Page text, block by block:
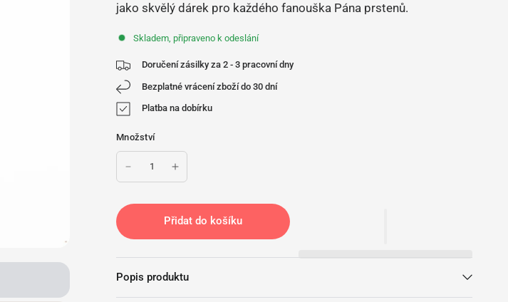
jako skvělý dárek pro každého fanouška Pána prstenů.
Skladem, připraveno k odeslání
Doručení zásilky za 2 - 3 pracovní dny
Bezplatné vrácení zboží do 30 dní
Platba na dobírku
Množství
Přidat do košíku
Popis produktu